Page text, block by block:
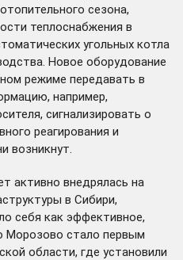
сезона,
теплоснабжения в
угольных котла
Новое оборудование
режиме передавать в
например,
сигнализировать о
реагирования и
возникнут.
активно внедрялась на
в Сибири,
себя как эффективное,
Морозово стало первым
области, где установили